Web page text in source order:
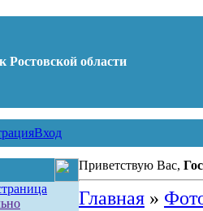
области
Вход
Приветствую Вас,
Главная»